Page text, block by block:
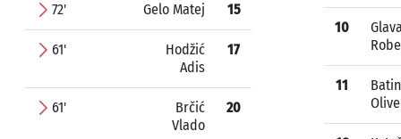
72' Gelo Matej 15
61'
Hodžić
Adis
17
61'
Brčić
Vlado
20
10
11